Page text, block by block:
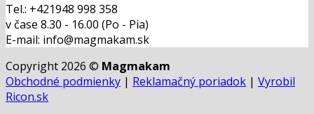
Tel.: +421948 998 358
v čase 8.30 - 16.00 (Po - Pia)
E-mail: info@magmakam.sk
Copyright 2026 © Magmakam
Obchodné podmienky | Reklamačný poriadok | Vyrobil
Ricon.sk